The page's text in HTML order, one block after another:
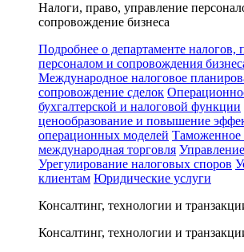
Налоги, право, управление
сопровождение бизнеса
Подробнее о департаменте налогов,
персоналом и сопровождения
Международное налоговое
сопровождение сделок
бухгалтерской и налоговой функции
ценообразование и повышение
операционных моделей Таможенное
международная торговля
Урегулирование налоговых споров
клиентам Юридические услуги
Консалтинг, технологии и
Консалтинг, технологии и